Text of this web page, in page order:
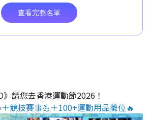
》請您去香港運動節2026！
競技賽事💪＋100+運動用品攤位🔥